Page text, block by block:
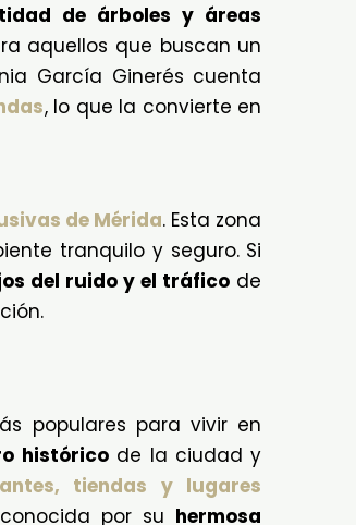
de árboles y áreas
aquellos que buscan un
García Ginerés cuenta
, lo que la convierte en
de Mérida. Esta zona
tranquilo y seguro. Si
del ruido y el tráfico de
populares para vivir en
históricode la ciudad y
tiendas y lugares
por su hermosa